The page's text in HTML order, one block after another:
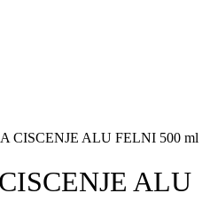
CISCENJE ALU FELNI 500 ml
ALU